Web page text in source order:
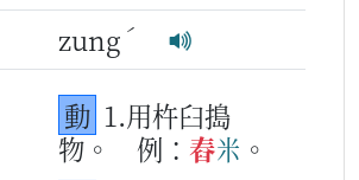
zung ˊ
動 1.用杵臼搗
物。
例： 舂米 。